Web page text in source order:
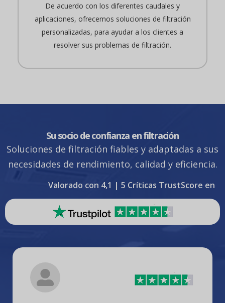
De acuerdo con los diferentes caudales y
aplicaciones, ofrecemos soluciones de filtración
personalizadas, para ayudar a los clientes a
resolver sus problemas de filtración.
Su socio de confianza en filtración
Soluciones de filtración fiables y adaptadas a sus
necesidades de rendimiento, calidad y eficiencia.
Valorado con 4,1 | 5 Críticas TrustScore en